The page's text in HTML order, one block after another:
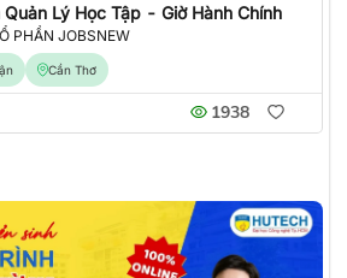
Quản Lý Học Tập - Giờ Hành Chính
PHẦN JOBSNEW
Cần Thơ
1938